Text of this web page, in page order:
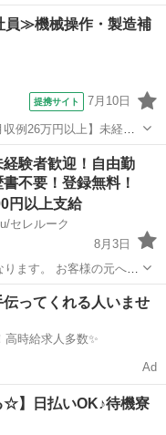
託なので履歴書不要で
≫機械操作・製造補
提携サイト 7月10日
例26万円以上】未経験
！マイカー通勤可！1食
崎市》 人気の工
経験者歓迎！自由勤
不要！登録無料！
円以上支給
セレルーク
8月3日
様の元へ行
仕事になります。 無料
ってくれる人いませ
録不要！高時給求人多数✨
Ad
☆】日払いOK♪待機寮